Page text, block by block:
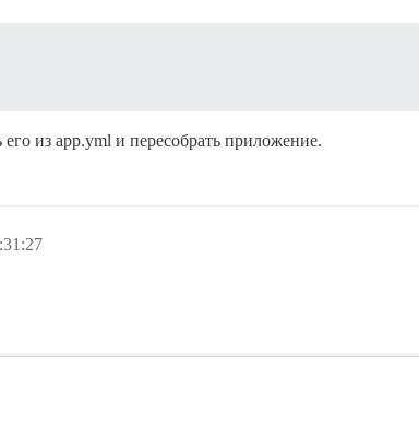
из app.yml и пересобрать приложение.